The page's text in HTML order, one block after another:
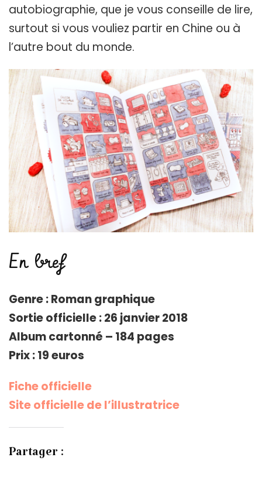
autobiographie, que je vous conseille de lire,
surtout si vous vouliez partir en Chine ou à
l’autre bout du monde.
En bref
Genre : Roman graphique
Sortie officielle :26 janvier 2018
Album cartonné – 184 pages
Prix : 19 euros
Fiche officielle
Site officielle de l’illustratrice
Partager :